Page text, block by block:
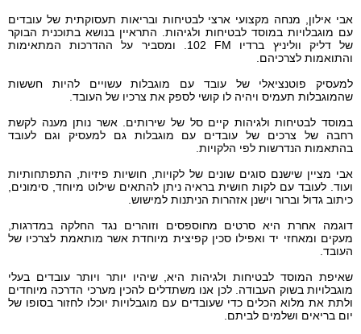
אבי אילון, מנחה מקצועי ארצי לבטיחות ובריאות תעסוקתית של עובדים
עם מוגבלויות במוסד לבטיחות ולגיהות. התראיין בנושא בתוכנית הבוקר
של דליק ווליניץ ברדיו FM
102. ומסביר על ההדרכות המתאימות
והתואמות לצרכיהם.
למעסיק פוטנציאלי של עובד עם מוגבלות עשויים להיות חששות
שהמוגבלות תעמיס ויהיה לו קושי לספק את צרכיו של העובד.
במוסד לבטיחות ולגיהות קיים סל של שירותים. אשר נותן מענה לקשת
רחבה של צרכים של עובדים עם מוגבלות גם למעסיק וגם לעובד
בהתאמות הנדרשות לפי הלקויות.
אבי מציין שישנם סוגים שונים של לקויות, חושיות פיזיות, התפתחותיות
ועוד. לעובד עם לקות חושית בראיה ניתן להתאים שילוט מיוחד, סימונים,
כיתוב גדול וברור וישנן אזהרות הניתנות למישוש.
דוגמה אחרת היא סרטים מחוספסים וזוהרים נגד החלקה במדרגות,
מעקים ומאחזי יד ואפילו סכין קפיצית מיוחדת אשר מותאמת לצרכיו של
העובד.
שאיפת המוסד לבטיחות ולגיהות היא, שיהיו יותר ויותר עובדים בעלי
מוגבלויות בשוק העבודה. לכן אנו משתדלים להכין מערכי הדרכה מיוחדים
ולתת את מלוא הכלים כדי שעובדים עם מוגבלויות יוכלו לחזור בסופו של
יום בריאים ושלמים לביתם.